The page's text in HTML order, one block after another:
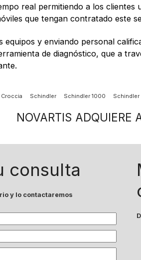
real permitiendo a los clientes
que tengan contratado este
equipos y enviando personal
de diagnóstico, que a
Schindler Schindler 1000
consulta
y lo contactaremos